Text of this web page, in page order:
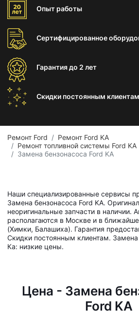
Опыт работы
Сертифицированное
Гарантиядо 2 лет
Скидки постоянным клиентам
Ремонт Ford
Ремонт Ford KA
Ремонт топливной системы Ford KA
Замена бензонасоса Ford KA
Наши специализированные сервисы
Замена бензонасоса Ford KA.
неоригинальные запчасти в наличии.
располагаются в Москве и в
(Химки, Балашиха). Гарантия
Скидки постоянным клиентам.
Ка: низкие цены.
Цена - Замена
Ford KA